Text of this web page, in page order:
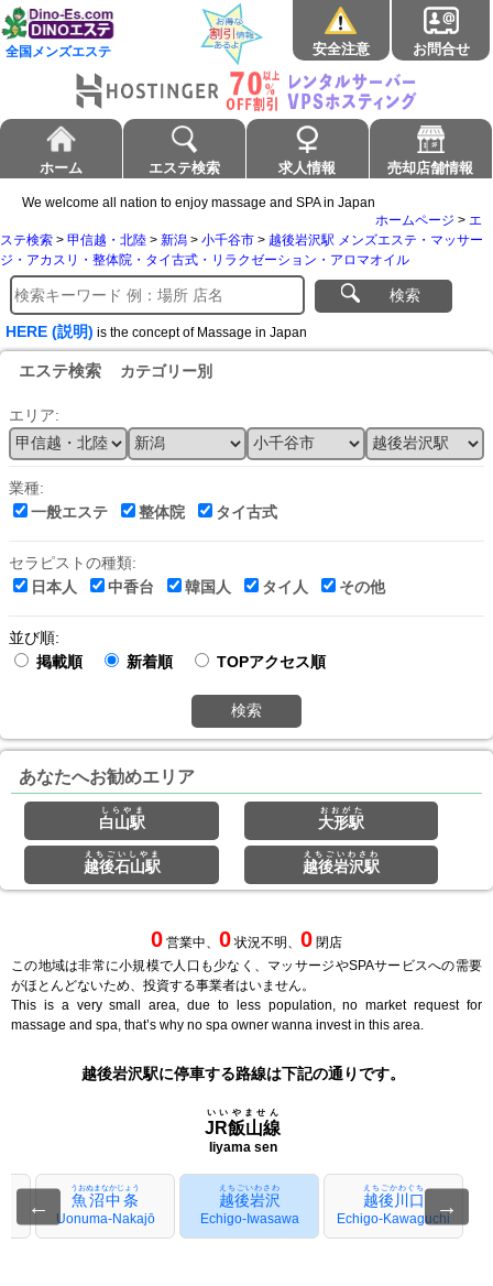
全国メンズエステ 安全注意 お問合せ
ホーム エステ検索 求人情報 売却店舗情報
We welcome all nation to enjoy massage and SPA in Japan
ホームページ > エ
ステ検索 > 甲信越・北陸 > 新潟 > 小千谷市 > 越後岩沢駅 メンズエステ・マッサー
ジ・アカスリ・整体院・タイ古式・リラクゼーション・アロマオイル
検索
HERE (説明) is the concept of Massage in Japan
エステ検索 カテゴリー別
エリア:
業種:
一般エステ
整体院 タイ古式
セラピストの種類:
日本人
中香台 韓国人 タイ人 その他
並び順:
掲載順
新着順 TOPアクセス順
検索
あなたへお勧めエリア
白山駅
しらやま
大形駅
おおがた
越後石山駅
えちごいしやま
越後岩沢駅
えちごいわさわ
0 営業中、 0 状況不明、 0 閉店
この地域は非常に小規模で人口も少なく、マッサージやSPAサービスへの需要
がほとんどないため、投資する事業者はいません。
This is a very small area, due to less population, no market request for
massage and spa, that’s why no spa owner wanna invest in this area.
越後岩沢駅に停車する路線は下記の通りです。
JR飯山線
いいやません
Iiyama sen
← 魚沼中条
うおぬまなかじょう
Uonuma-Nakajō
越後岩沢
えちごいわさわ
Echigo-Iwasawa
越後川口
えちごかわぐち
Echigo-Kawaguchi
→